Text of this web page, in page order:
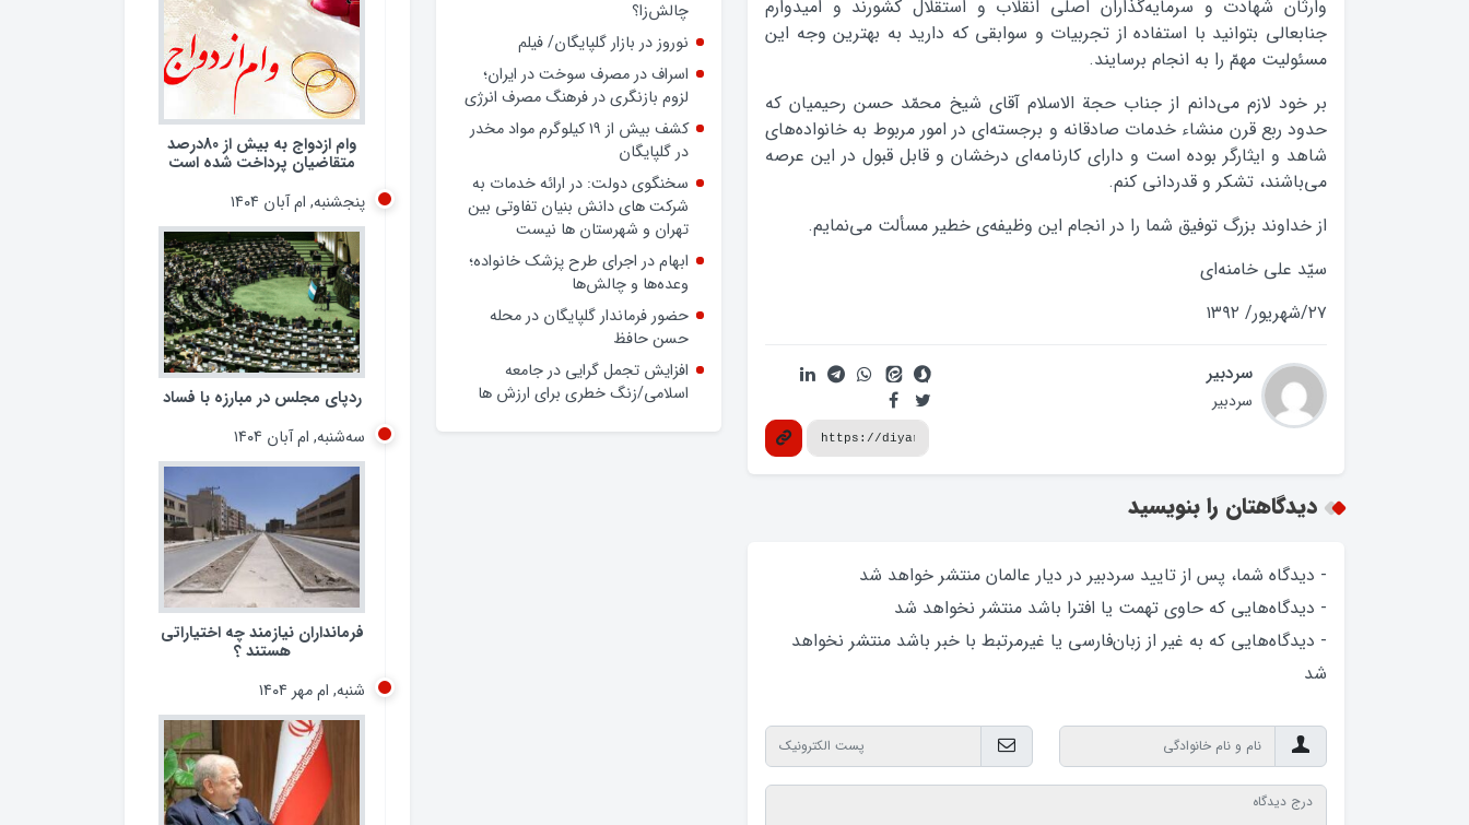
وارثان شهادت و سرمایه‌گذاران اصلی انقلاب و استقلال کشورند و امیدوارم
جنابعالی بتوانید با استفاده از تجربیات و سوابقی که دارید به بهترین وجه این
مسئولیت مهمّ را به انجام برسایند.
بر خود لازم می‌دانم از جناب حجة الاسلام آقای شیخ محمّد حسن رحیمیان که
حدود ربع قرن منشاء خدمات صادقانه و برجسته‌ای در امور مربوط به خانواده‌های
شاهد و ایثارگر بوده است و دارای کارنامه‌ای درخشان و قابل قبول در این عرصه
می‌باشند، تشکر و قدردانی کنم.
از خداوند بزرگ توفیق شما را در انجام این وظیفه‌ی خطیر مسألت می‌نمایم.
سیّد علی خامنه‌ای
۲۷/شهریور/ ۱۳۹۲
سردبیر
سردبیر
دیدگاهتان را بنویسید
- دیدگاه شما، پس از تایید سردبیر در دیار عالمان منتشر خواهد‌ شد
- دیدگاه‌هایی که حاوی تهمت یا افترا باشد منتشر نخواهد‌ شد
- دیدگاه‌هایی که به غیر از زبان‌فارسی یا غیرمرتبط با خبر باشد منتشر نخواهد‌
شد
چالش‌زا؟
نوروز در بازار گلپایگان/ فیلم
اسراف در مصرف سوخت در ایران؛
لزوم بازنگری در فرهنگ مصرف انرژی
کشف بیش از ۱۹ کیلوگرم مواد مخدر
در گلپایگان
سخنگوی دولت: در ارائه خدمات به
شرکت های دانش بنیان تفاوتی بین
تهران و شهرستان ها نیست
ابهام در اجرای طرح پزشک خانواده؛
وعده‌ها و چالش‌ها
حضور فرماندار گلپایگان در محله
حسن حافظ
افزایش تجمل گرایی در جامعه
اسلامی/زنگ خطری برای ارزش ها
وام ازدواج به بیش از 80درصد
متقاضیان پرداخت شده است
پنجشنبه, ام آبان ۱۴۰۴
ردپای مجلس در مبارزه با فساد
سه‌شنبه, ام آبان ۱۴۰۴
فرمانداران نیازمند چه اختیاراتی
هستند ؟
شنبه, ام مهر ۱۴۰۴